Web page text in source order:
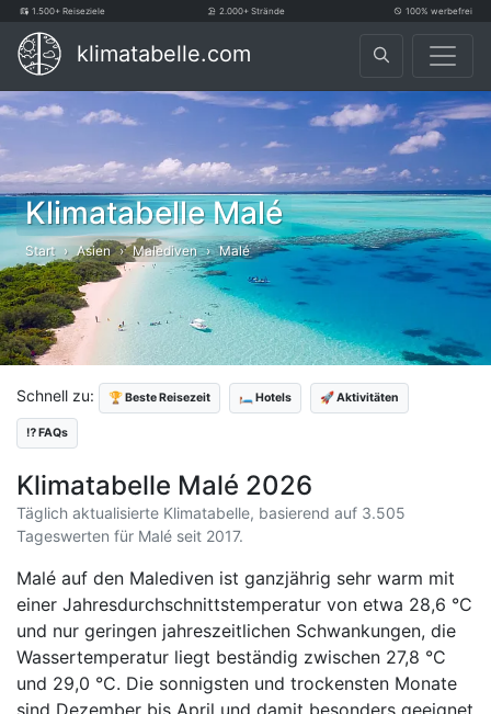
1.500+ Reiseziele 2.000+ Strände 100% werbefrei
klimatabelle.com
Klimatabelle Malé
Start Asien Malediven Malé
Schnell zu: 🏆 Beste Reisezeit 🛏️ Hotels 🚀 Aktivitäten
⁉️ FAQs
Klimatabelle Malé 2026
Täglich aktualisierte Klimatabelle, basierend auf 3.505
Tageswerten für Malé seit 2017.
Malé auf den Malediven ist ganzjährig sehr warm mit
einer Jahresdurchschnittstemperatur von etwa 28,6 °C
und nur geringen jahreszeitlichen Schwankungen, die
Wassertemperatur liegt beständig zwischen 27,8 °C
und 29,0 °C. Die sonnigsten und trockensten Monate
sind Dezember bis April und damit besonders geeignet